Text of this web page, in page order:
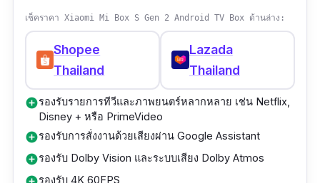
เช็คราคา Xiaomi Mi Box S Gen 2 Android TV Box ด้านล่าง:
Shopee
Thailand
Lazada
Thailand
add_circleรองรับรายการทีวีและภาพยนตร์หลากหลาย เช่น Netflix,
Disney + หรือ PrimeVideo
add_circleรองรับการสั่งงานด้วยเสียงผ่าน Google Assistant
add_circleรองรับ Dolby Vision และระบบเสียง Dolby Atmos
รองรับ 4K 60FPS